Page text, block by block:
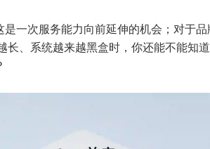
一次服务能力向前延伸的机会；对于品
、系统越来越黑盒时，你还能不能知